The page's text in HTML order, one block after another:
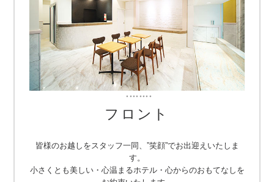
・・・・・・・・
フロント
皆様のお越しをスタッフ一同、”笑顔”でお出迎えいたしま
す。
小さくとも美しい・心温まるホテル・心からのおもてなしを